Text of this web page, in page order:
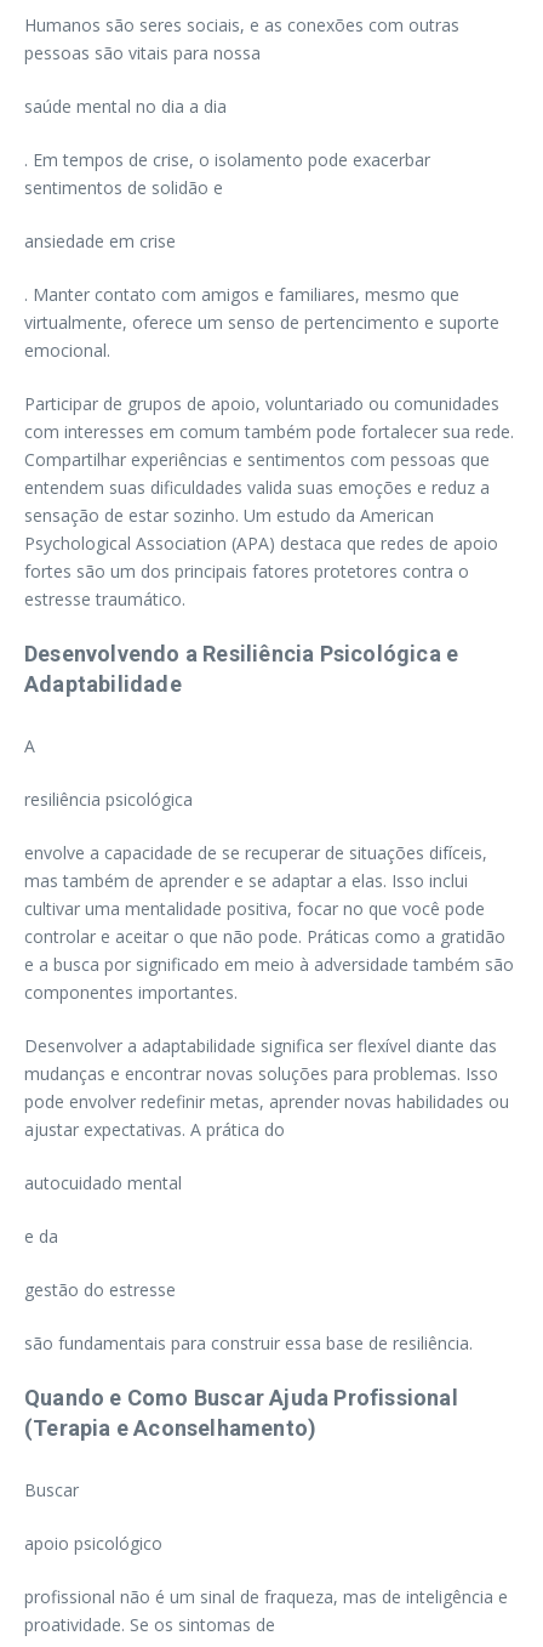
Humanos são seres sociais, e as conexões com outras
pessoas são vitais para nossa
saúde mental no dia a dia
. Em tempos de crise, o isolamento pode exacerbar
sentimentos de solidão e
ansiedade em crise
. Manter contato com amigos e familiares, mesmo que
virtualmente, oferece um senso de pertencimento e suporte
emocional.
Participar de grupos de apoio, voluntariado ou comunidades
com interesses em comum também pode fortalecer sua rede.
Compartilhar experiências e sentimentos com pessoas que
entendem suas dificuldades valida suas emoções e reduz a
sensação de estar sozinho. Um estudo da American
Psychological Association (APA) destaca que redes de apoio
fortes são um dos principais fatores protetores contra o
estresse traumático.
Desenvolvendo a Resiliência Psicológica e
Adaptabilidade
A
resiliência psicológica
envolve a capacidade de se recuperar de situações difíceis,
mas também de aprender e se adaptar a elas. Isso inclui
cultivar uma mentalidade positiva, focar no que você pode
controlar e aceitar o que não pode. Práticas como a gratidão
e a busca por significado em meio à adversidade também são
componentes importantes.
Desenvolver a adaptabilidade significa ser flexível diante das
mudanças e encontrar novas soluções para problemas. Isso
pode envolver redefinir metas, aprender novas habilidades ou
ajustar expectativas. A prática do
autocuidado mental
e da
gestão do estresse
são fundamentais para construir essa base de resiliência.
Quando e Como Buscar Ajuda Profissional
(Terapia e Aconselhamento)
Buscar
apoio psicológico
profissional não é um sinal de fraqueza, mas de inteligência e
proatividade. Se os sintomas de